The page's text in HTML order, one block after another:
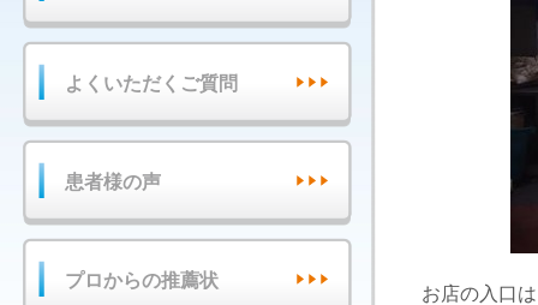
お店の入口
よくいただくご質問
患者様の声
プロからの推薦状